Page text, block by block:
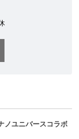
ユニバースコラボ